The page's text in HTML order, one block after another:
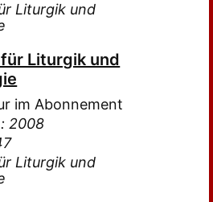
Liturgik und
Liturgik und
im Abonnement
2008
Liturgik und